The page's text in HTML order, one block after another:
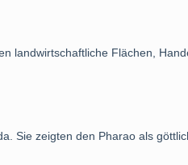
landwirtschaftliche Flächen,
Sie zeigten den Pharao als